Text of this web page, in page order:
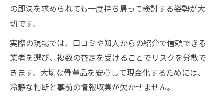
の即決を求められても一度持ち帰って検討する姿勢が大
切です。
実際の現場では、口コミや知人からの紹介で信頼できる
業者を選び、複数の査定を受けることでリスクを分散で
きます。大切な骨董品を安心して現金化するためには、
冷静な判断と事前の情報収集が欠かせません。